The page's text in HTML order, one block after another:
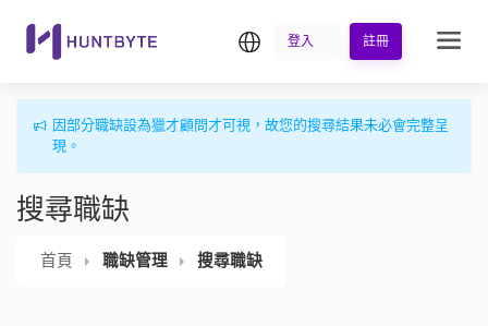
繁中登入 註冊
因部分職缺設為獵才顧問才可視，故您的搜尋結果未必會完整呈
現。
搜尋職缺
首頁 職缺管理 搜尋職缺